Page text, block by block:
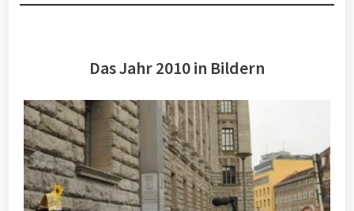
Das Jahr 2010 in Bildern